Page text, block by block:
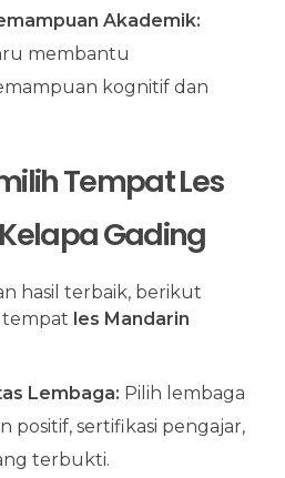
Akademik:
membantu
kognitif dan
Tempat Les
Gading
hasil terbaik, berikut
tempat les Mandarin
Lembaga: Pilih lembaga
positif, sertifikasi pengajar,
terbukti.